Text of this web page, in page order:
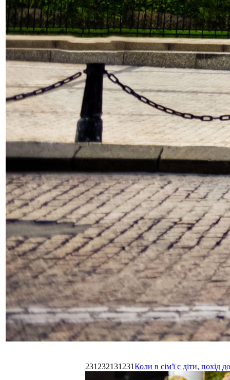
231232131231Коли в сім'ї є діти,